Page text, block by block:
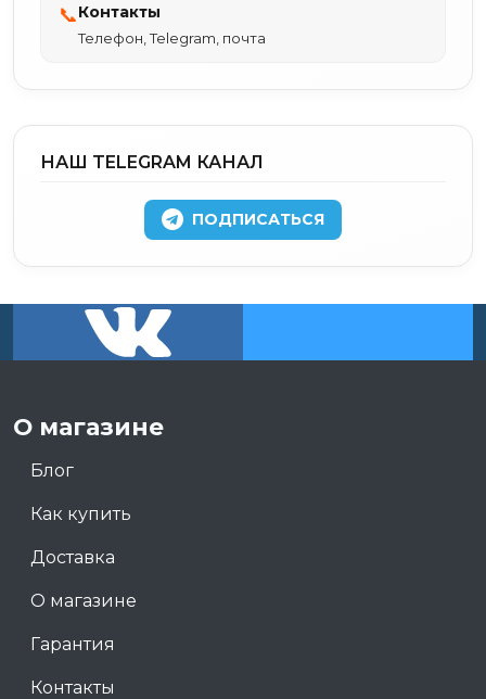
📞Контакты
Телефон, Telegram, почта
НАШ TELEGRAM КАНАЛ
ПОДПИСАТЬСЯ
О магазине
Блог
Как купить
Доставка
О магазине
Гарантия
Контакты